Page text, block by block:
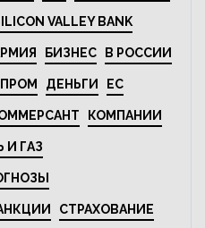
VALLEY BANK
БИЗНЕС В РОССИИ
ДЕНЬГИ ЕС
КОМПАНИИ
И ГАЗ
СТРАХОВАНИЕ